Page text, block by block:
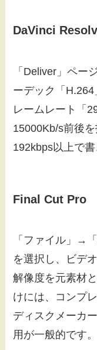
DaVinci
「Deliver」ペー
ーデック「
レームレート「
15000Kb/s前後
192kbps以上で書
Final Cut Pro
「ファイル」→
を選択し、ビデ
解像度を元素材
けには、コンプ
ディスクメーカ
用が一般的です。